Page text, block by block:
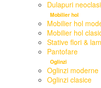
Dulapuri
Mobilier hol
Mobilier hol
Mobilier hol
Stative flori &
Pantofare
Oglinzi
Oglinzi moderne
Oglinzi clasice